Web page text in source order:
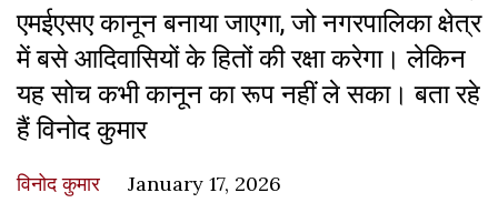
एमईएसए कानून बनाया जाएगा, जो नगरपालिका क्षेत्र
में बसे आदिवासियों के हितों की रक्षा करेगा। लेकिन
यह सोच कभी कानून का रूप नहीं ले सका। बता रहे
हैं विनोद कुमार
विनोद कुमार January 17, 2026